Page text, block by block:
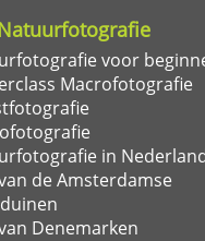
voor
Macrofotografie
in
de Amsterdamse
Denemarken